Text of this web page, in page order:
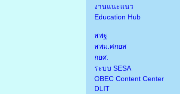
งานแนะแนว
Education Hub
สพฐ
สพม.ศกยส
กยศ.
ระบบ SESA
OBEC Content Center
DLIT